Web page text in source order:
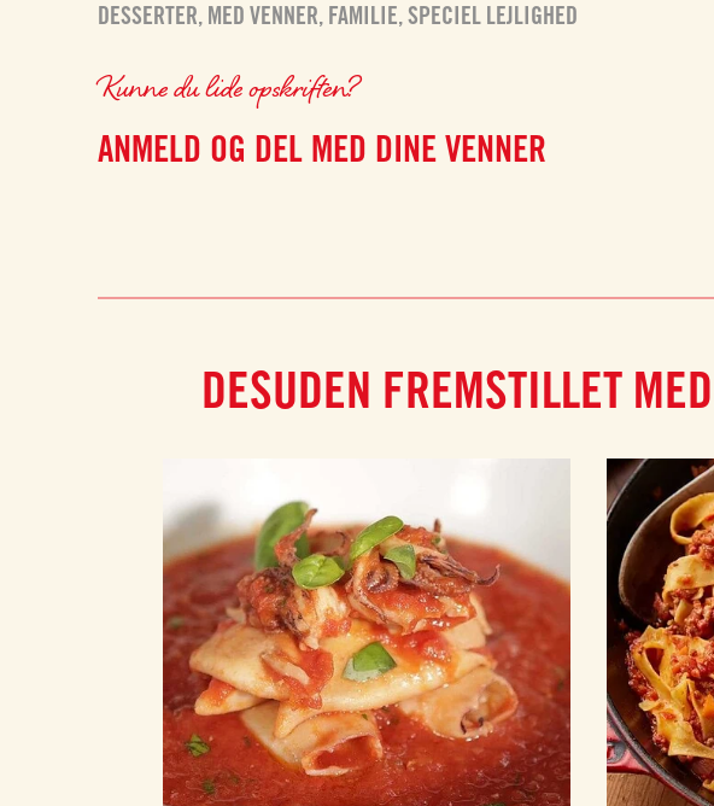
DESSERTER, MED VENNER, FAMILIE,SPECIEL LEJLIGHED
Kunne du lide opskriften?
ANMELD OG DEL MED DINE VENNER
DESUDEN FREMSTILLET